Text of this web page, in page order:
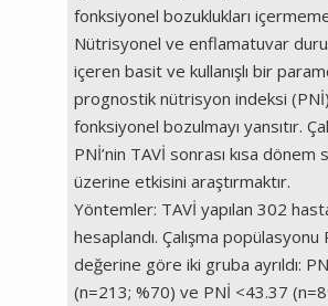
fonksiyonel bozuklukları
Nütrisyonel ve enflamatuvar
içeren basit ve kullanışlı bir
prognostik nütrisyon indeksi
fonksiyonel bozulmayı yansıtır.
PNİ’nin TAVİ sonrası kısa dönem
üzerine etkisini araştırmaktır.
Yöntemler: TAVİ yapılan 302
hesaplandı. Çalışma popülasyonu
değerine göre iki gruba ayrıldı:
(n=213; %70) ve PNİ <43.37